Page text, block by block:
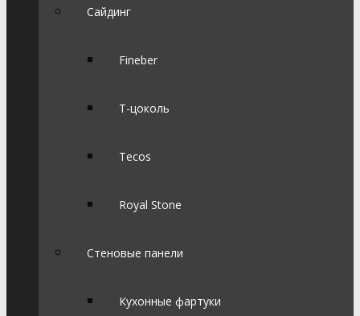
Сайдинг
Fineber
Т-цоколь
Tecos
Royal Stone
Стеновые панели
Кухонные фартуки